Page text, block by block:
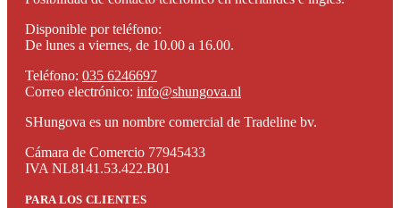
Disponible por teléfono:
De lunes a viernes, de 10.00 a 16.00.
Teléfono: 035 6246697
Correo electrónico: info@shungova.nl
SHungova es un nombre comercial de Tradeline bv.
Cámara de Comercio 77945433
IVA NL8141.53.422.B01
PARA LOS CLIENTES